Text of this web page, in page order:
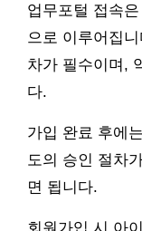
업무포털 접속
으로 이루어집
차가 필수이며,
다.
가입 완료 후에
도의 승인 절차
면 됩니다.